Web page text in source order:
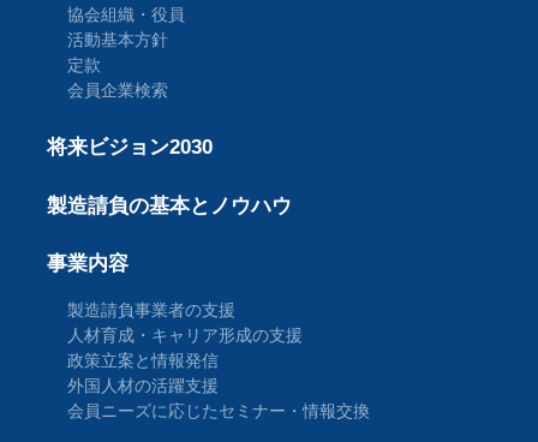
協会組織・役員
活動基本方針
定款
会員企業検索
将来ビジョン2030
製造請負の基本とノウハウ
事業内容
製造請負事業者の支援
人材育成・キャリア形成の支援
政策立案と情報発信
外国人材の活躍支援
会員ニーズに応じたセミナー・情報交換